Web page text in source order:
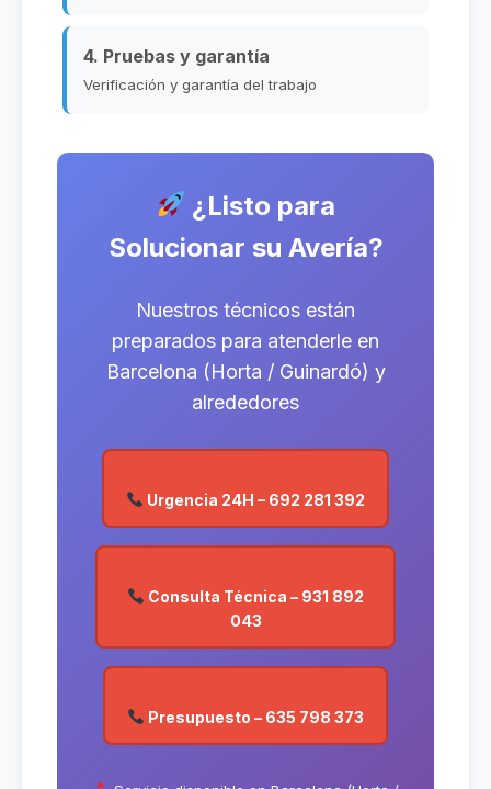
4. Pruebas y garantía
Verificación y garantía del trabajo
¿Listo para
Solucionar su Avería?
Nuestros técnicos están
preparados para atenderle en
Barcelona (Horta / Guinardó) y
alrededores
Urgencia 24H – 692 281 392
Consulta Técnica – 931 892
043
Presupuesto – 635 798 373